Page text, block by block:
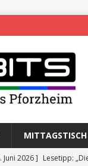
MITTAGSTISCH
Juni 2026 ] Lesetipp: